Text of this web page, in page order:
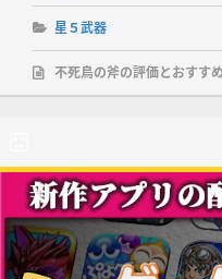
星５武器
不死鳥の斧の評価とおすす